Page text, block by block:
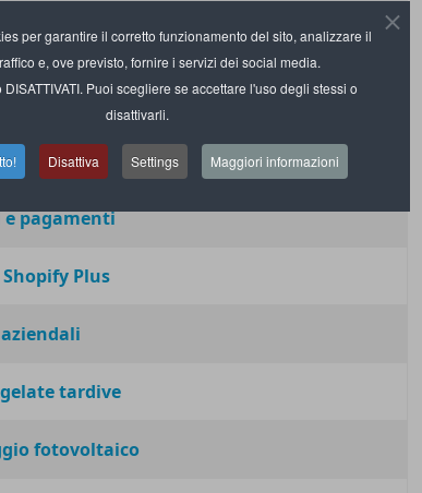
per garantire il corretto funzionamento del sito, analizzare il
e, ove previsto, fornire i servizi dei social media.
DISATTIVATI. Puoi scegliere se accettare l'uso degli stessi o
disattivarli.
Disattiva Settings Maggiori informazioni
nei magazzini
più smart
sostenibile
pagamenti
Plus
tardive
fotovoltaico